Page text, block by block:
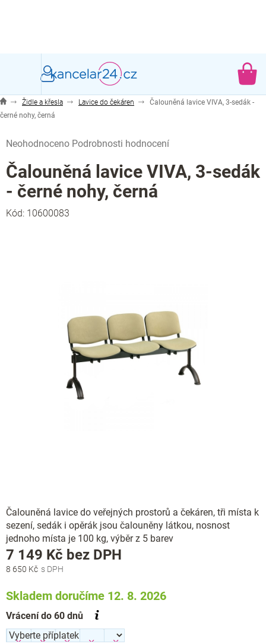
Židle a křesla Lavice do čekáren
Čalouněná lavice VIVA, 3-sedák -
černé nohy, černá
hodnocení
produktu
je
0,0
5
Neohodnoceno Podrobnosti hodnocení
Čalouněná lavice VIVA, 3-sedák
- černé nohy, černá
Kód: 10600083
Čalouněná lavice do veřejných prostorů a čekáren, tři místa k
sezení, sedák i opěrák jsou čalouněny látkou, nosnost
jednoho místa je 100 kg, výběr z 5 barev
8 650 Kč
7 149 Kč bez DPH
Skladem doručíme 12. 8. 2026
Vrácení do 60 dnů